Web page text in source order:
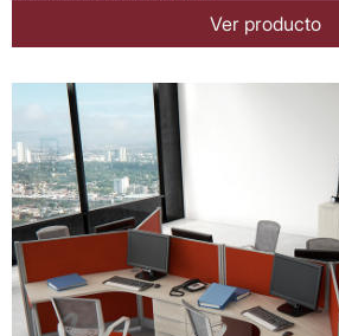
Ver producto